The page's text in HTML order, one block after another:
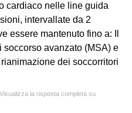
cardiaco nelle line guida
intervallate da 2
essere mantenuto fino a: Il
avanzato (MSA) e
dei soccorritori
Visualizza la risposta completa su